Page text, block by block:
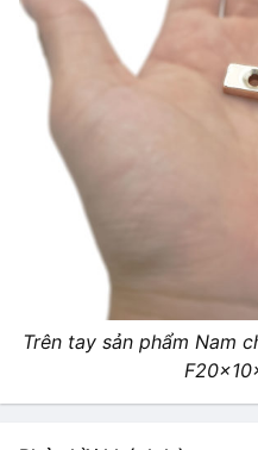
Trên tay sản phẩm Nam